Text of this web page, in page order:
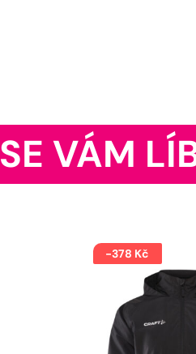
SE VÁM
-378 Kč